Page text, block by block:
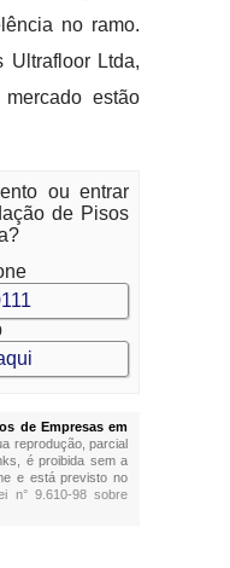
no ramo.
Ultrafloor Ltda,
estão
ou entrar
de Pisos
de Empresas em
reprodução, parcial
é proibida sem a
e está previsto no
n° 9.610-98 sobre